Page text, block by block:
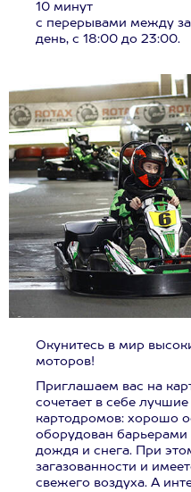
10 минут
с перерывами между
день, с 18:00 до 23:00.
Окунитесь в мир
моторов!
Приглашаем вас на
сочетает в себе
картодромов: хорошо
оборудован
дождя и снега. При
загазованности и
свежего воздуха. А